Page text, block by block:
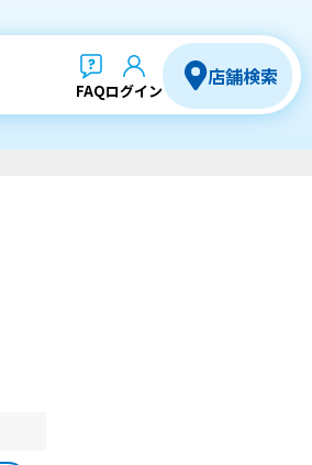
FAQログイン
店舗検索